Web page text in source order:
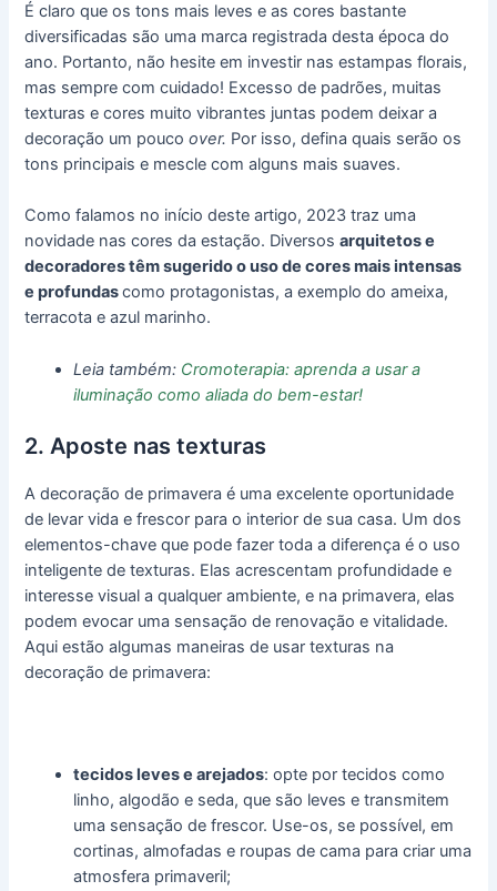
É claro que os tons mais leves e as cores bastante
diversificadas são uma marca registrada desta época do
ano. Portanto, não hesite em investir nas estampas florais,
mas sempre com cuidado! Excesso de padrões, muitas
texturas e cores muito vibrantes juntas podem deixar a
decoração um poucoover. Por isso, defina quais serão os
tons principais e mescle com alguns mais suaves.
Como falamos no início deste artigo, 2023 traz uma
novidade nas cores da estação. Diversosarquitetos e
decoradores têm sugerido o uso de cores mais intensas
e profundascomo protagonistas, a exemplo do ameixa,
terracota e azul marinho.
Leia também: Cromoterapia: aprenda a usar a
iluminação como aliada do bem-estar!
2. Aposte nas texturas
A decoração de primavera é uma excelente oportunidade
de levar vida e frescor para o interior de sua casa. Um dos
elementos-chave que pode fazer toda a diferença é o uso
inteligente de texturas. Elas acrescentam profundidade e
interesse visual a qualquer ambiente, e na primavera, elas
podem evocar uma sensação de renovação e vitalidade.
Aqui estão algumas maneiras de usar texturas na
decoração de primavera:
tecidos leves e arejados: opte por tecidos como
linho, algodão e seda, que são leves e transmitem
uma sensação de frescor. Use-os, se possível, em
cortinas, almofadas e roupas de cama para criar uma
atmosfera primaveril;